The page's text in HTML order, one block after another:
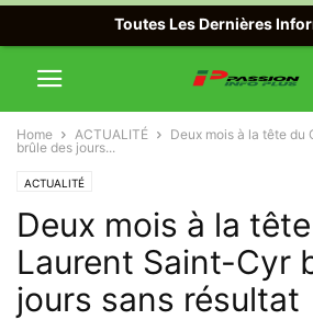
Home ACTUALITÉ
Deux mois à la tête
brûle des jours...
ACTUALITÉ
Deux mois à la
Laurent Saint-Cyr
jours sans résultat
Toutes Les Dernières